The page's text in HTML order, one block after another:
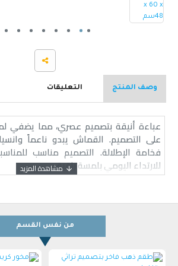
وصف المنتج التعليقات
عباءة أنيقة بتصميم عصري، مما يضفي
على التصميم. القماش يبدو ناعماً
فخامة الإطلالة. التصميم مناسب
للارتداء اليومي بلمسة راقية
من نفس القسم